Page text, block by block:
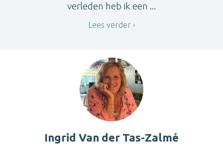
verleden heb ik een ...
Lees verder
Ingrid Van der Tas-Zalmé